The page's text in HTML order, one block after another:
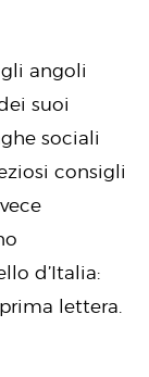
angoli
suoi
sociali
consigli
d’Italia:
lettera.